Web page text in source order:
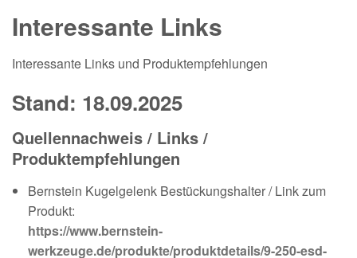
Interessante Links
Interessante Links und Produktempfehlungen
Stand: 18.09.2025
Quellennachweis / Links /
Produktempfehlungen
Bernstein Kugelgelenk Bestückungshalter / Link zum
Produkt:
https://www.bernstein-
werkzeuge.de/produkte/produktdetails/9-250-esd-